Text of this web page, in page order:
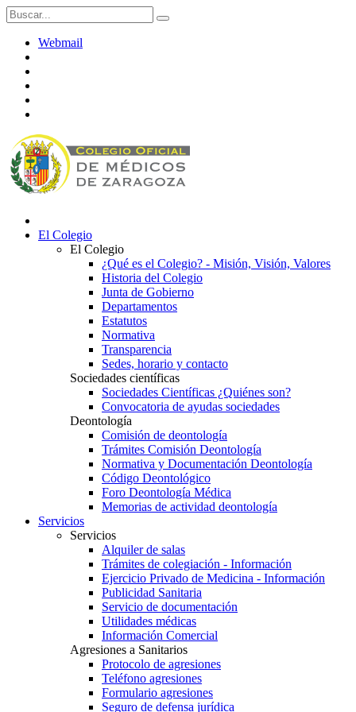
Webmail
El Colegio
El Colegio
¿Qué es el Colegio? - Misión, Visión, Valores
Historia del Colegio
Junta de Gobierno
Departamentos
Estatutos
Normativa
Transparencia
Sedes, horario y contacto
Sociedades científicas
Sociedades Científicas ¿Quiénes son?
Convocatoria de ayudas sociedades
Deontología
Comisión de deontología
Trámites Comisión Deontología
Normativa y Documentación Deontología
Código Deontológico
Foro Deontología Médica
Memorias de actividad deontología
Servicios
Servicios
Alquiler de salas
Trámites de colegiación - Información
Ejercicio Privado de Medicina - Información
Publicidad Sanitaria
Servicio de documentación
Utilidades médicas
Información Comercial
Agresiones a Sanitarios
Protocolo de agresiones
Teléfono agresiones
Formulario agresiones
Seguro de defensa jurídica